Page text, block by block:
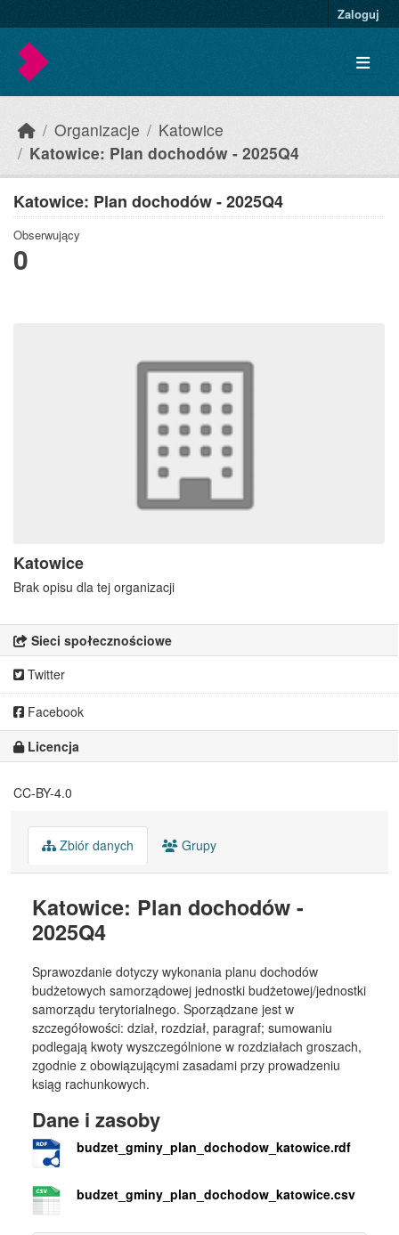
Zaloguj
Organizacje
Katowice
Katowice: Plan dochodów - 2025Q4
Katowice: Plan dochodów - 2025Q4
Obserwujący
0
Katowice
Brak opisu dla tej organizacji
Sieci społecznościowe
Twitter
Facebook
Licencja
CC-BY-4.0
Zbiór danych Grupy
Katowice: Plan dochodów -
2025Q4
Sprawozdanie dotyczy wykonania planu dochodów
budżetowych samorządowej jednostki budżetowej/jednostki
samorządu terytorialnego. Sporządzane jest w
szczegółowości: dział, rozdział, paragraf; sumowaniu
podlegają kwoty wyszczególnione w rozdziałach groszach,
zgodnie z obowiązującymi zasadami przy prowadzeniu
ksiąg rachunkowych.
Dane i zasoby
budzet_gminy_plan_dochodow_katowice.rdf
budzet_gminy_plan_dochodow_katowice.csv